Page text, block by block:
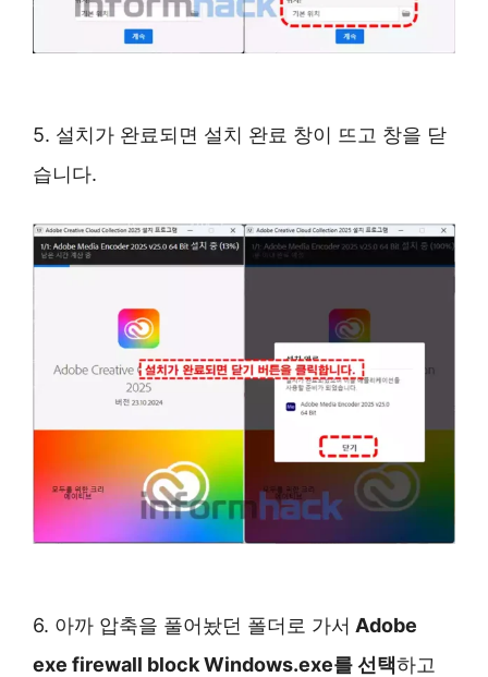
5. 설치가 완료되면 설치 완료 창이 뜨고 창을 닫
습니다.
6. 아까 압축을 풀어놨던 폴더로 가서 Adobe
exe firewall block Windows.exe를 선택하고